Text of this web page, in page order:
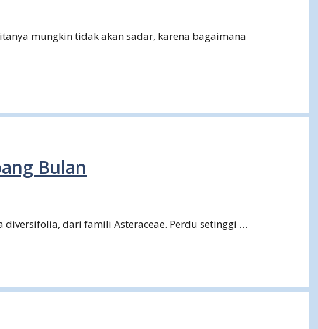
mungkin tidak akan sadar, karena bagaimana
Bulan
diversifolia, dari famili Asteraceae. Perdu setinggi …